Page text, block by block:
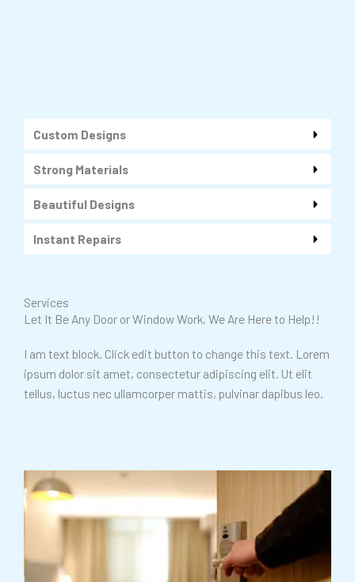
Services
Let It Be Any Door or Window Work, We Are Here to Help!!
I am text block. Click edit button to change this text. Lorem
ipsum dolor sit amet, consectetur adipiscing elit. Ut elit
tellus, luctus nec ullamcorper mattis, pulvinar dapibus leo.
Custom Designs
Strong Materials
Beautiful Designs
Instant Repairs